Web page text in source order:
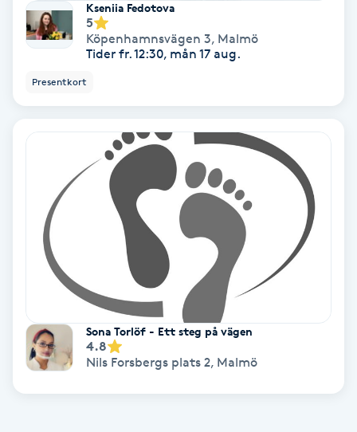
Damklippning
Enzympeeling
Extensions
Extensions borttagning
Eyeliner-tatuering
Face framing
Kseniia Fedotova
5
Köpenhamnsvägen 3, Malmö
Tider fr. 12:30, mån 17 aug.
Presentkort
Sona Torlöf - Ett steg på vägen
4.8
Nils Forsbergs plats 2, Malmö